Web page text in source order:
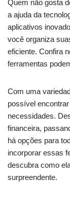
Quem não gosta
a ajuda da
aplicativos
você organiza
eficiente. Confira
ferramentas
Com uma
possível‌
necessidades.
financeira,
há opções para
incorporar essas
descubra como⁢
surpreendente.